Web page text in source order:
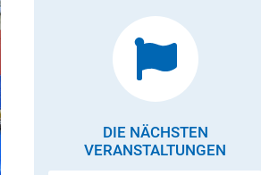
DIE NÄCHSTEN
VERANSTALTUNGEN